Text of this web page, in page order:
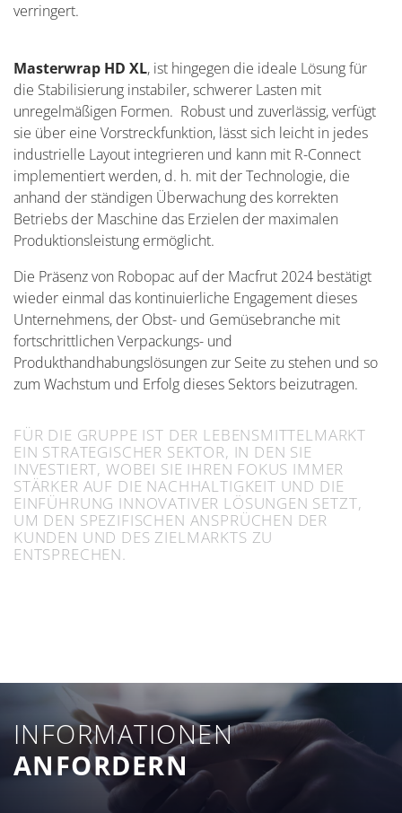
verringert.
Masterwrap HD XL, ist hingegen die ideale Lösung für
die Stabilisierung instabiler, schwerer Lasten mit
unregelmäßigen Formen. Robust und zuverlässig, verfügt
sie über eine Vorstreckfunktion, lässt sich leicht in jedes
industrielle Layout integrieren und kann mit R-Connect
implementiert werden, d. h. mit der Technologie, die
anhand der ständigen Überwachung des korrekten
Betriebs der Maschine das Erzielen der maximalen
Produktionsleistung ermöglicht.
Die Präsenz von Robopac auf der Macfrut 2024 bestätigt
wieder einmal das kontinuierliche Engagement dieses
Unternehmens, der Obst- und Gemüsebranche mit
fortschrittlichen Verpackungs- und
Produkthandhabungslösungen zur Seite zu stehen und so
zum Wachstum und Erfolg dieses Sektors beizutragen.
FÜR DIE GRUPPE IST DER LEBENSMITTELMARKT
EIN STRATEGISCHER SEKTOR, IN DEN SIE
INVESTIERT, WOBEI SIE IHREN FOKUS IMMER
STÄRKER AUF DIE NACHHALTIGKEIT UND DIE
EINFÜHRUNG INNOVATIVER LÖSUNGEN SETZT,
UM DEN SPEZIFISCHEN ANSPRÜCHEN DER
KUNDEN UND DES ZIELMARKTS ZU
ENTSPRECHEN.
INFORMATIONEN
ANFORDERN